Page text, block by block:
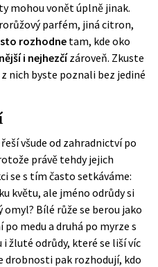
mohou vonět úplně jinak.
parfém, jiná citron,
rozhodne tam, kde oko
i nejhezčízároveň. Zkuste
nich byste poznali bez jediné
všude od zahradnictví po
právě tehdy jejich
se s tím často setkáváme:
květu, ale jméno odrůdy si
Bílé růže se berou jako
po medu a druhá po myrze s
žluté odrůdy, které se liší víc
drobnosti pak rozhodují, kdo